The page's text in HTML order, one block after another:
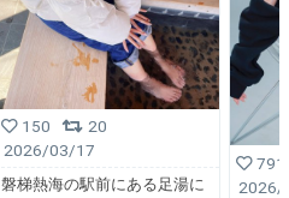
150
20
2026/03/17
磐梯熱海の駅前にある足湯に
791
2026/